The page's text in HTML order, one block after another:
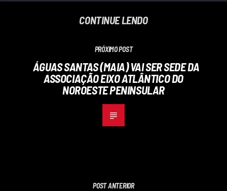
CONTINUE LENDO
PRÓXIMO POST
ÁGUAS SANTAS (MAIA) VAI SER SEDE DA
ASSOCIAÇÃO EIXO ATLÂNTICO DO
NOROESTE PENINSULAR
POST ANTERIOR